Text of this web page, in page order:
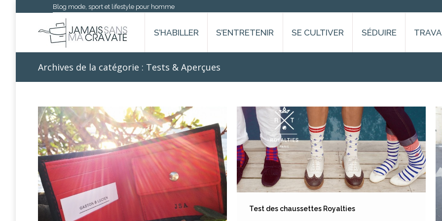
Blog mode, sport et lifestyle pour homme
S’HABILLER S’ENTRETENIR SE CULTIVER SÉDUIRE
Archives de la catégorie : Tests & Aperçues
Test des chaussettes Royalties